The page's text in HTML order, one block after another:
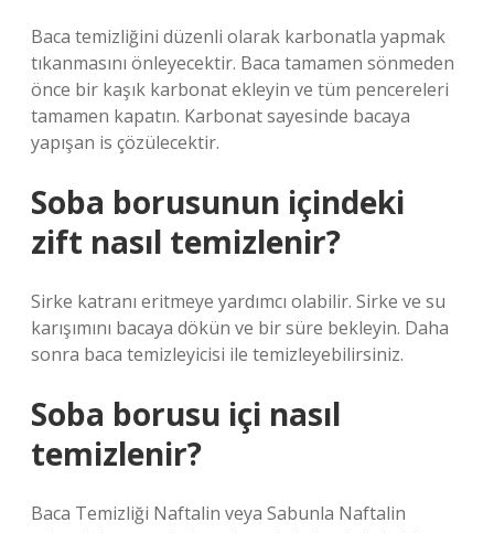
Baca temizliğini düzenli olarak karbonatla yapmak
tıkanmasını önleyecektir. Baca tamamen sönmeden
önce bir kaşık karbonat ekleyin ve tüm pencereleri
tamamen kapatın. Karbonat sayesinde bacaya
yapışan is çözülecektir.
Soba borusunun içindeki
zift nasıl temizlenir?
Sirke katranı eritmeye yardımcı olabilir. Sirke ve su
karışımını bacaya dökün ve bir süre bekleyin. Daha
sonra baca temizleyicisi ile temizleyebilirsiniz.
Soba borusu içi nasıl
temizlenir?
Baca Temizliği Naftalin veya Sabunla Naftalin